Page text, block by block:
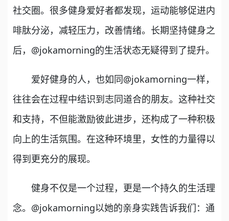
社交圈。很多健身爱好者都发现，运动能够促进内
啡肽分泌，减轻压力，改善情绪。长期坚持健身之
后，@jokamorning的生活状态无疑得到了提升。
爱好健身的人，也如同@jokamorning一样，
往往会在过程中结识到志同道合的朋友。这种社交
和支持，不但能激励彼此进步，还构成了一种积极
向上的生活氛围。在这种环境里，女性的力量得以
得到更充分的展现。
健身不仅是一个过程，更是一个持久的生活理
念。@jokamorning以她的亲身实践告诉我们：通